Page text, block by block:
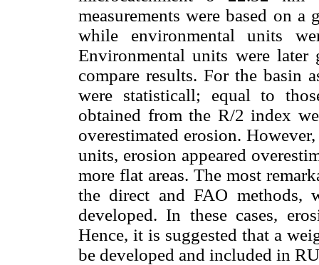
measurements were based on
while environmental units
Environmental units were
compare results. For the basin
were statisticall; equal to
obtained from the R/2 index
overestimated erosion.
units, erosion appeared
more flat areas. The most
the direct and FAO methods,
developed. In these cases,
Hence, it is suggested that a
be developed and included in